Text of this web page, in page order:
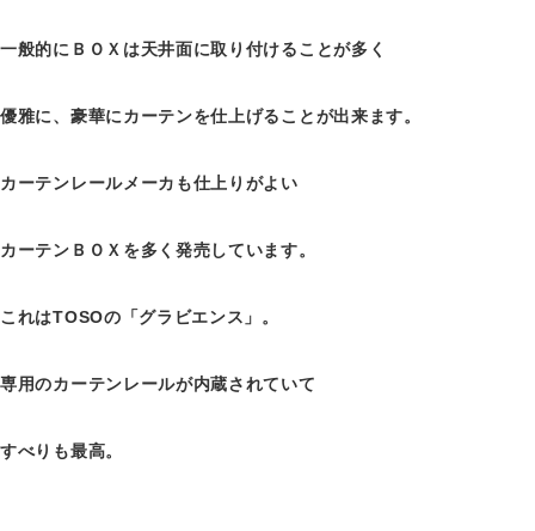
一般的にＢＯＸは天井面に取り付けることが多く
優雅に、豪華にカーテンを仕上げることが出来ます。
カーテンレールメーカも仕上りがよい
カーテンＢＯＸを多く発売しています。
これはTOSOの「グラビエンス」。
専用のカーテンレールが内蔵されていて
すべりも最高。